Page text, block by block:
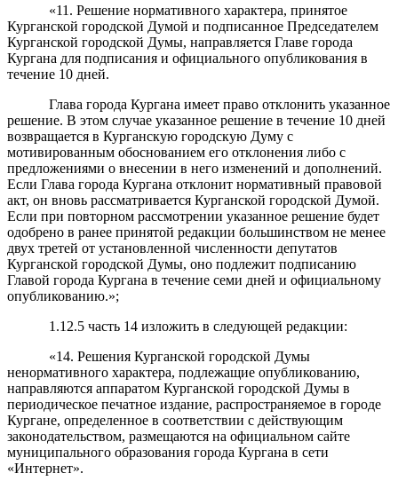
«11. Решение нормативного характера, принятое
Курганской городской Думой и подписанное Председателем
Курганской городской Думы, направляется Главе города
Кургана для подписания и официального опубликования в
течение 10 дней.
Глава города Кургана имеет право отклонить указанное
решение. В этом случае указанное решение в течение 10 дней
возвращается в Курганскую городскую Думу с
мотивированным обоснованием его отклонения либо с
предложениями о внесении в него изменений и дополнений.
Если Глава города Кургана отклонит нормативный правовой
акт, он вновь рассматривается Курганской городской Думой.
Если при повторном рассмотрении указанное решение будет
одобрено в ранее принятой редакции большинством не менее
двух третей от установленной численности депутатов
Курганской городской Думы, оно подлежит подписанию
Главой города Кургана в течение семи дней и официальному
опубликованию.»;
1.12.5 часть 14 изложить в следующей редакции:
«14. Решения Курганской городской Думы
ненормативного характера, подлежащие опубликованию,
направляются аппаратом Курганской городской Думы в
периодическое печатное издание, распространяемое в городе
Кургане, определенное в соответствии с действующим
законодательством, размещаются на официальном сайте
муниципального образования города Кургана в сети
«Интернет».